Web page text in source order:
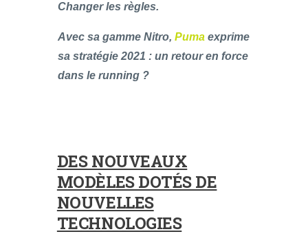
Changer les règles.
Avec sa gamme Nitro, Puma exprime
sa stratégie 2021 : un retour en force
dans le running ?
DES NOUVEAUX
MODÈLES DOTÉS DE
NOUVELLES
TECHNOLOGIES